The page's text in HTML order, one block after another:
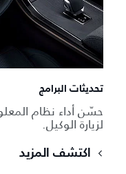
تحديثات البرامج
حسّن أداء نظام
لزيارة الوكيل.
اكتشف المزيد